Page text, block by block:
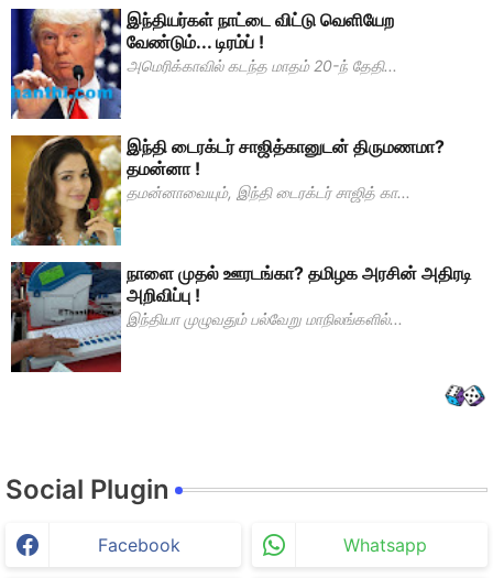
இந்தியர்கள் நாட்டை விட்டு வெளியேற
வேண்டும்... டிரம்ப் !
அமெரிக்காவில் கடந்த மாதம் 20-ந் தேதி...
இந்தி டைரக்டர் சாஜித்கானுடன் திருமணமா?
தமன்னா !
தமன்னாவையும், இந்தி டைரக்டர் சாஜித் கா...
நாளை முதல் ஊரடங்கா? தமிழக அரசின் அதிரடி
அறிவிப்பு !
இந்தியா முழுவதும் பல்வேறு மாநிலங்களில்...
Social Plugin
Facebook Whatsapp